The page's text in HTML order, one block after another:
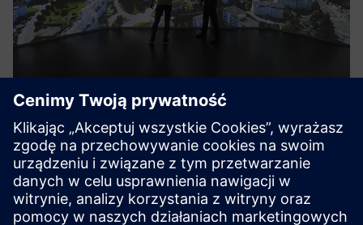
icRoom
Projekt icRoom to unikalna kombinacja usług, która tworzy
dwa obszary robocze zsynchronizowane pod względem
treści, wizualnie i audytorycznie dla zespołów w dwóch lub
więcej lokalizacjach. Jednocześnie nieograniczona liczba